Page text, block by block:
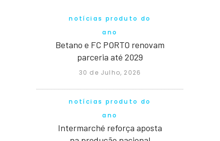
notícias produto do
ano
Betano e FC PORTO renovam
parceria até 2029
30 de Julho, 2026
notícias produto do
ano
Intermarché reforça aposta